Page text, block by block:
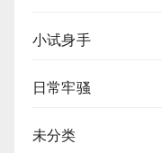
小试身手
日常牢骚
未分类